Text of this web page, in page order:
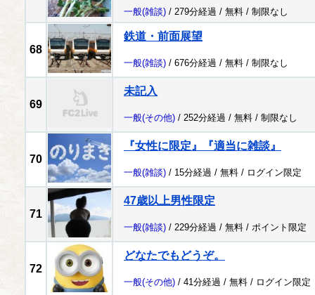
一般(雑談) / 279分経過 / 無料 / 制限なし
68
鉄道・前面展望
一般(雑談) / 676分経過 / 無料 / 制限なし
69
未記入
一般(その他) / 252分経過 / 無料 / 制限なし
70
『女性に限定』『適当に雑談』
一般(雑談) / 15分経過 / 無料 / ログイン限定
71
47歳以上男性限定
一般(雑談) / 229分経過 / 無料 / ポイント限定
72
どなたでもどうぞ。
一般(その他) / 41分経過 / 無料 / ログイン限定